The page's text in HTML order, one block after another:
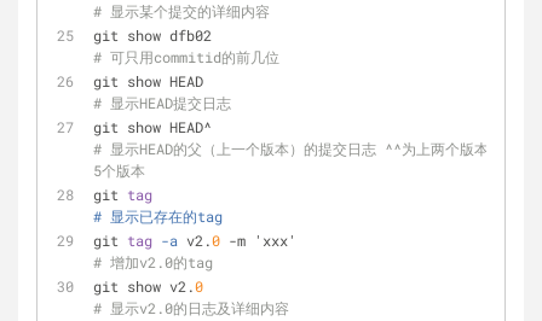
# 显示某个提交的详细内容
# 可只用commitid的前几位
# 显示HEAD提交日志
# 显示HEAD的父（上一个版本）的提交日志 ^^为上两个版本 ^5为上
5个版本
git tag
# 显示已存在的tag
git tag -a v2.0
# 增加v2.0的tag
git show v2.0
# 显示v2.0的日志及详细内容